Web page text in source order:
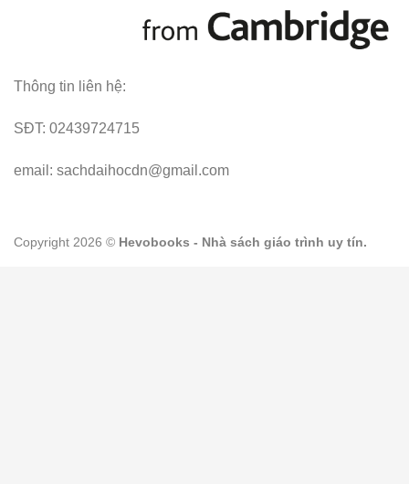
Thông tin liên hệ:
SĐT: 02439724715
email: sachdaihocdn@gmail.com
Copyright 2026 © Hevobooks - Nhà sách giáo trình uy tín.